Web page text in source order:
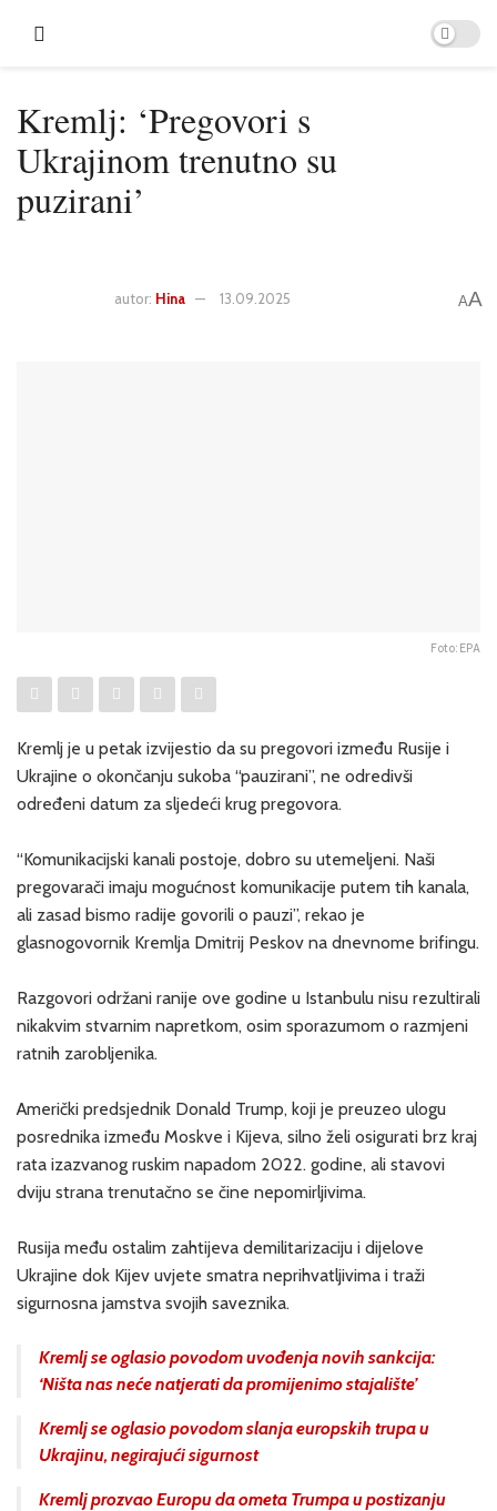
Kremlj: ‘Pregovori s
Ukrajinom trenutno su
puzirani’
autor: Hina 13.09.2025 AA
Foto: EPA
Kremlj je u petak izvijestio da su pregovori između Rusije i
Ukrajine o okončanju sukoba “pauzirani”, ne odredivši
određeni datum za sljedeći krug pregovora.
“Komunikacijski kanali postoje, dobro su utemeljeni. Naši
pregovarači imaju mogućnost komunikacije putem tih kanala,
ali zasad bismo radije govorili o pauzi”, rekao je
glasnogovornik Kremlja Dmitrij Peskov na dnevnome brifingu.
Razgovori održani ranije ove godine u Istanbulu nisu rezultirali
nikakvim stvarnim napretkom, osim sporazumom o razmjeni
ratnih zarobljenika.
Američki predsjednik Donald Trump, koji je preuzeo ulogu
posrednika između Moskve i Kijeva, silno želi osigurati brz kraj
rata izazvanog ruskim napadom 2022. godine, ali stavovi
dviju strana trenutačno se čine nepomirljivima.
Rusija među ostalim zahtijeva demilitarizaciju i dijelove
Ukrajine dok Kijev uvjete smatra neprihvatljivima i traži
sigurnosna jamstva svojih saveznika.
Kremlj se oglasio povodom uvođenja novih sankcija:
‘Ništa nas neće natjerati da promijenimo stajalište’
Kremlj se oglasio povodom slanja europskih trupa u
Ukrajinu, negirajući sigurnost
Kremlj prozvao Europu da ometa Trumpa u postizanju